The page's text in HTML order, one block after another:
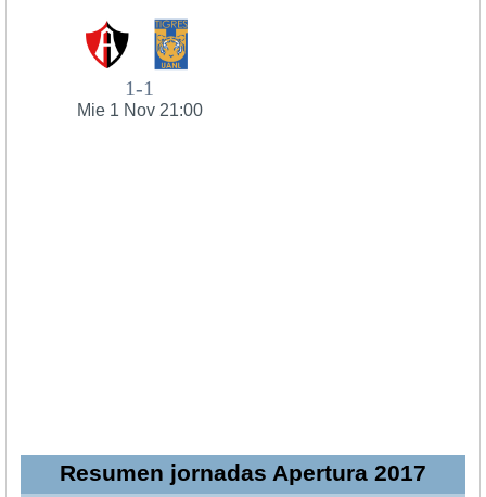
1-1
Mie 1 Nov 21:00
Resumen jornadas Apertura 2017